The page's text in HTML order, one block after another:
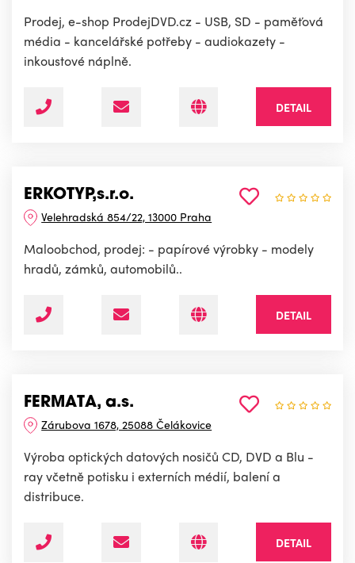
Prodej, e-shop ProdejDVD.cz - USB, SD - paměťová
média - kancelářské potřeby - audiokazety -
inkoustové náplně.
DETAIL
ERKOTYP,s.r.o.
Velehradská 854/22, 13000 Praha
Maloobchod, prodej: - papírové výrobky - modely
hradů, zámků, automobilů..
DETAIL
FERMATA, a.s.
Zárubova 1678, 25088 Čelákovice
Výroba optických datových nosičů CD, DVD a Blu -
ray včetně potisku i externích médií, balení a
distribuce.
DETAIL